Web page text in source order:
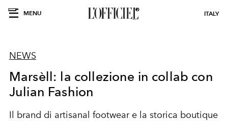
MENU ITALY
NEWS
Marsèll: la collezione in collab con
Julian Fashion
Il brand di artisanal footwear e la storica boutique